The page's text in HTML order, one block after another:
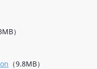
）
（9.8MB）